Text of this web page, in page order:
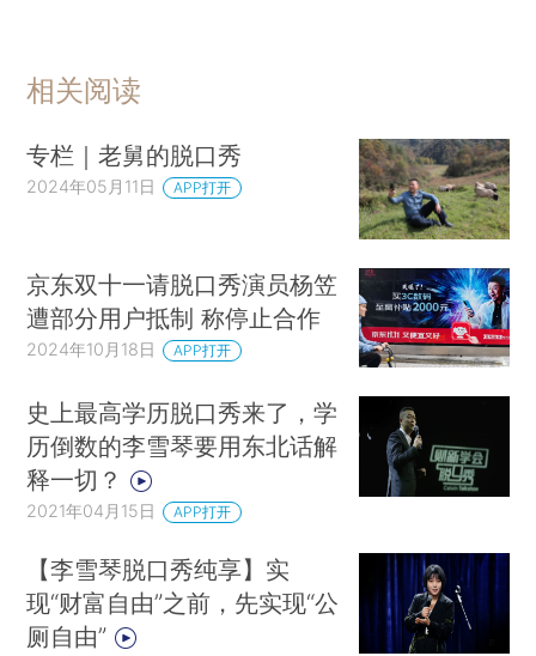
相关阅读
专栏｜老舅的脱口秀
2024年05月11日 APP打开
京东双十一请脱口秀演员杨笠
遭部分用户抵制 称停止合作
2024年10月18日 APP打开
史上最高学历脱口秀来了，学
历倒数的李雪琴要用东北话解
释一切？
2021年04月15日 APP打开
【李雪琴脱口秀纯享】实
现“财富自由”之前，先实现“公
厕自由”